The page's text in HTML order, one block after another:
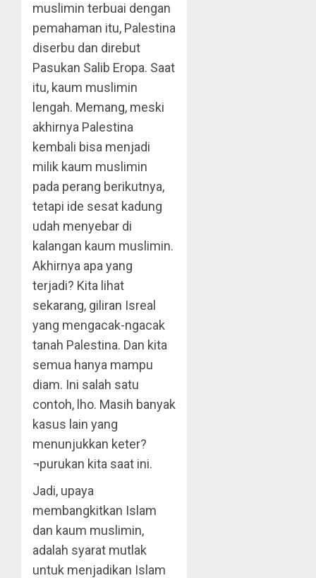
muslimin terbuai dengan
pemahaman itu, Palestina
diserbu dan direbut
Pasukan Salib Eropa. Saat
itu, kaum muslimin
lengah. Memang, meski
akhirnya Palestina
kembali bisa menjadi
milik kaum muslimin
pada perang berikutnya,
tetapi ide sesat kadung
udah menyebar di
kalangan kaum muslimin.
Akhirnya apa yang
terjadi? Kita lihat
sekarang, giliran Isreal
yang mengacak-ngacak
tanah Palestina. Dan kita
semua hanya mampu
diam. Ini salah satu
contoh, lho. Masih banyak
kasus lain yang
menunjukkan keter?
¬purukan kita saat ini.
Jadi, upaya
membangkitkan Islam
dan kaum muslimin,
adalah syarat mutlak
untuk menjadikan Islam